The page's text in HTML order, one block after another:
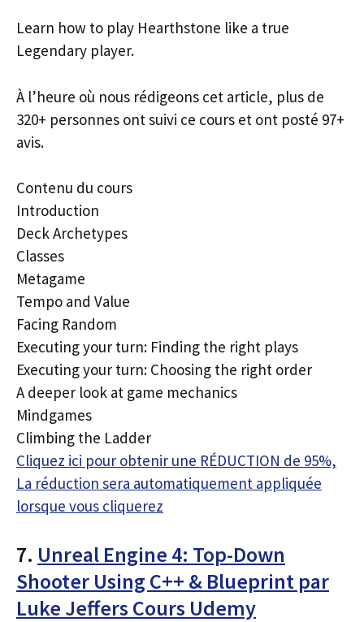
Learn how to play Hearthstone like a true
Legendary player.
À l’heure où nous rédigeons cet article, plus de
320+ personnes ont suivi ce cours et ont posté 97+
avis.
Contenu du cours
Introduction
Deck Archetypes
Classes
Metagame
Tempo and Value
Facing Random
Executing your turn: Finding the right plays
Executing your turn: Choosing the right order
A deeper look at game mechanics
Mindgames
Climbing the Ladder
Cliquez ici pour obtenir une RÉDUCTION de 95%,
La réduction sera automatiquement appliquée
lorsque vous cliquerez
7. Unreal Engine 4: Top-Down
Shooter Using C++ & Blueprint par
Luke Jeffers Cours Udemy